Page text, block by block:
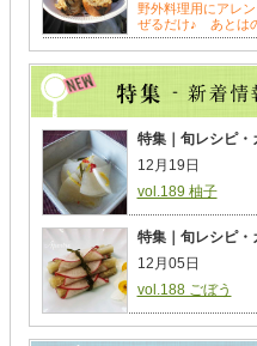
野外料理用にアレ
ぜるだけ♪ あとは
特集｜旬レシピ・
12月19日
vol.189 柚子
特集｜旬レシピ・
12月05日
vol.188 ごぼう